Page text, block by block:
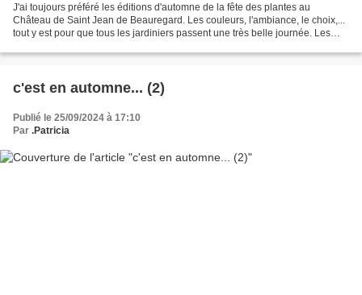
J'ai toujours préféré les éditions d'automne de la fête des plantes au
Château de Saint Jean de Beauregard. Les couleurs, l'ambiance, le choix,...
tout y est pour que tous les jardiniers passent une très belle journée. Les
c'est en automne... (2)
Publié le 25/09/2024 à 17:10
Par .Patricia